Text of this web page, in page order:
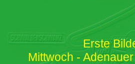
Erste
Mittwoch -